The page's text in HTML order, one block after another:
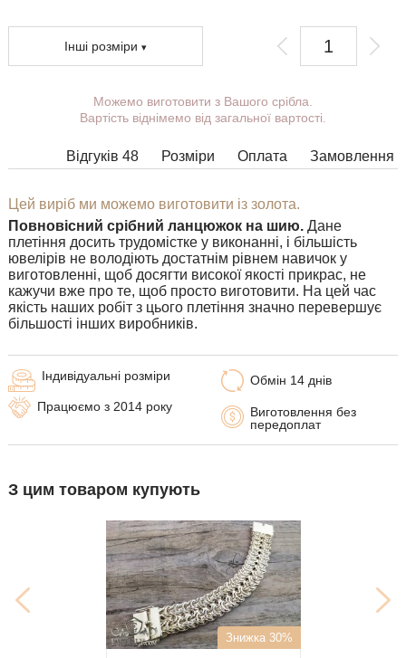
Інші розміри
Ви можете вибрати покриття, масу, довжину, ширину,
можна виготовити у принципі, в таких випадках наші
Можемо виготовити з Вашого срібла.
Вартість віднімемо від загальної вартості.
Відгуків 48 Замовлення
Оплата
Розміри
Цей виріб ми можемо виготовити із золота.
Повновісний срібний ланцюжок на шию. Дане
плетіння досить трудомістке у виконанні, і більшість
ювелірів не володіють достатнім рівнем навичок у
виготовленні, щоб досягти високої якості прикрас, не
кажучи вже про те, щоб просто виготовити. На цей час
якість наших робіт з цього плетіння значно перевершує
більшості інших виробників.
Обмін 14 днів
Виготовлення без
передоплат
Індивідуальні розміри
Працюємо з 2014 року
З цим товаром купують
Знижка 30%